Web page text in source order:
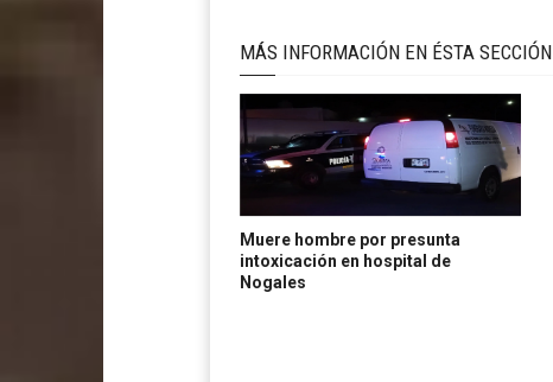
MÁS INFORMACIÓN EN ÉSTA SECCIÓN
Muere hombre por presunta
intoxicación en hospital de
Nogales